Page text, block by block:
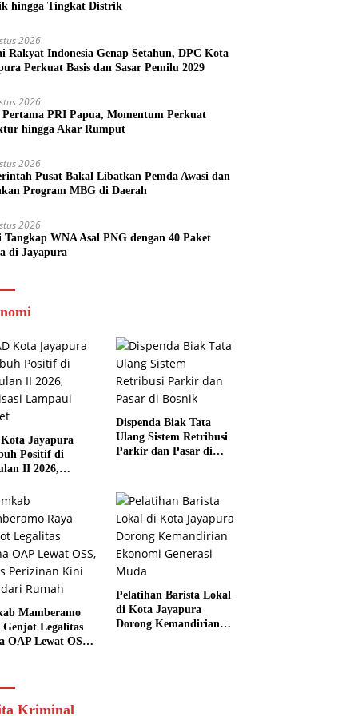
hingga Tingkat Distrik
2026
Rakyat Indonesia Genap Setahun, DPC Kota
Perkuat Basis dan Sasar Pemilu 2029
2026
PRI Papua, Momentum Perkuat
hingga Akar Rumput
2026
Pusat Bakal Libatkan Pemda Awasi dan
Program MBG di Daerah
2026
Tangkap WNA Asal PNG dengan 40 Paket
di Jayapura
Jayapura
Positif di
II 2026,
Dispenda Biak Tata
Ulang Sistem Retribusi
Parkir dan Pasar di
Mamberamo
Genjot Legalitas
OAP Lewat OSS,
Pelatihan Barista Lokal
di Kota Jayapura
Dorong Kemandirian
Kriminal